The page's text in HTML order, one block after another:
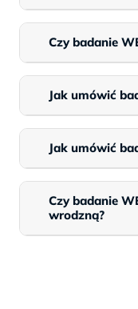
Czy badanie
Jak umówić
Jak umówić
Czy badanie
wrodzną?